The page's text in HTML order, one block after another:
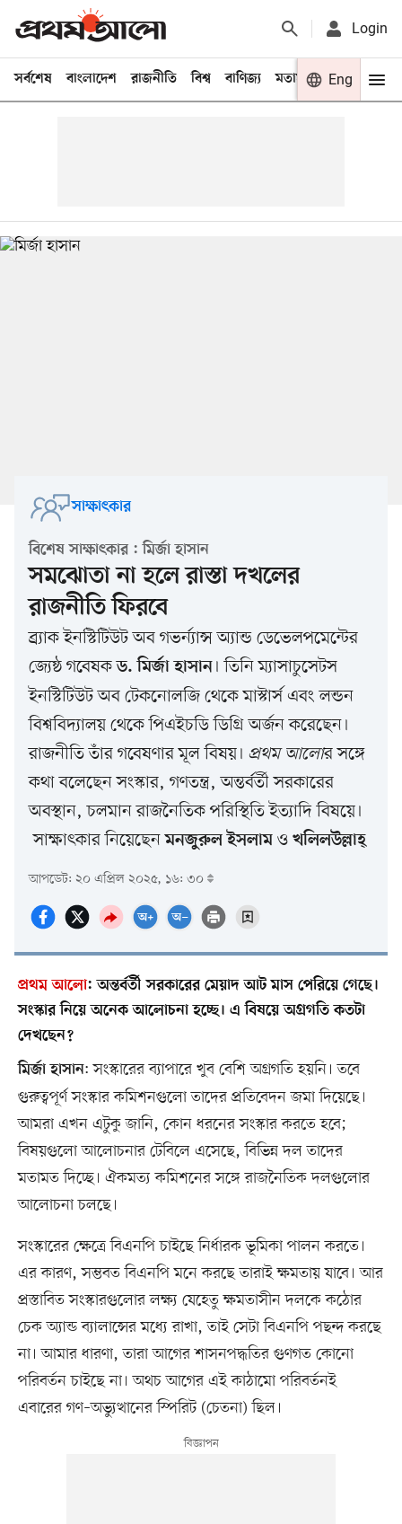
Login
সর্বশেষ বাংলাদেশ রাজনীতি বিশ্ব বাণিজ্য মতামত খেলা
Eng
সাক্ষাৎকার
বিশেষ সাক্ষাৎকার : মির্জা হাসান
সমঝোতা না হলে রাস্তা দখলের
রাজনীতি ফিরবে
ব্র্যাক ইনস্টিটিউট অব গভর্ন্যান্স অ্যান্ড ডেভেলপমেন্টের
জ্যেষ্ঠ গবেষকড. মির্জা হাসান। তিনি ম্যাসাচুসেটস
ইনস্টিটিউট অব টেকনোলজি থেকে মাস্টার্স এবং লন্ডন
বিশ্ববিদ্যালয় থেকে পিএইচডি ডিগ্রি অর্জন করেছেন।
রাজনীতি তাঁর গবেষণার মূল বিষয়। প্রথম আলোর সঙ্গে
কথা বলেছেন সংস্কার, গণতন্ত্র, অন্তর্বর্তী সরকারের
অবস্থান, চলমান রাজনৈতিক পরিস্থিতি ইত্যাদি বিষয়ে।
সাক্ষাৎকার নিয়েছেনমনজুরুল ইসলাম ও খলিলউল্লাহ্
আপডেট: ২০ এপ্রিল ২০২৫, ১৬: ৩০
প্রথম আলো:অন্তর্বর্তী সরকারের মেয়াদ আট মাস পেরিয়ে গেছে।
সংস্কার নিয়ে অনেক আলোচনা হচ্ছে। এ বিষয়ে অগ্রগতি কতটা
দেখছেন?
মির্জা হাসান: সংস্কারের ব্যাপারে খুব বেশি অগ্রগতি হয়নি। তবে
গুরুত্বপূর্ণ সংস্কার কমিশনগুলো তাদের প্রতিবেদন জমা দিয়েছে।
আমরা এখন এটুকু জানি, কোন ধরনের সংস্কার করতে হবে;
বিষয়গুলো আলোচনার টেবিলে এসেছে, বিভিন্ন দল তাদের
মতামত দিচ্ছে। ঐকমত্য কমিশনের সঙ্গে রাজনৈতিক দলগুলোর
আলোচনা চলছে।
সংস্কারের ক্ষেত্রে বিএনপি চাইছে নির্ধারক ভূমিকা পালন করতে।
এর কারণ, সম্ভবত বিএনপি মনে করছে তারাই ক্ষমতায় যাবে। আর
প্রস্তাবিত সংস্কারগুলোর লক্ষ্য যেহেতু ক্ষমতাসীন দলকে কঠোর
চেক অ্যান্ড ব্যালান্সের মধ্যে রাখা, তাই সেটা বিএনপি পছন্দ করছে
না। আমার ধারণা, তারা আগের শাসনপদ্ধতির গুণগত কোনো
পরিবর্তন চাইছে না। অথচ আগের এই কাঠামো পরিবর্তনই
এবারের গণ–অভ্যুত্থানের স্পিরিট (চেতনা) ছিল।